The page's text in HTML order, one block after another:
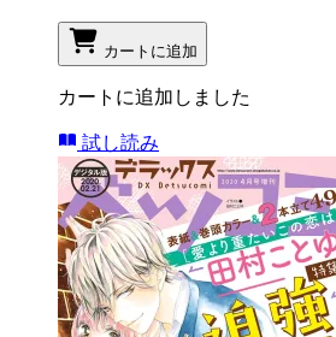
カートに追加
カートに追加しました
試し読み